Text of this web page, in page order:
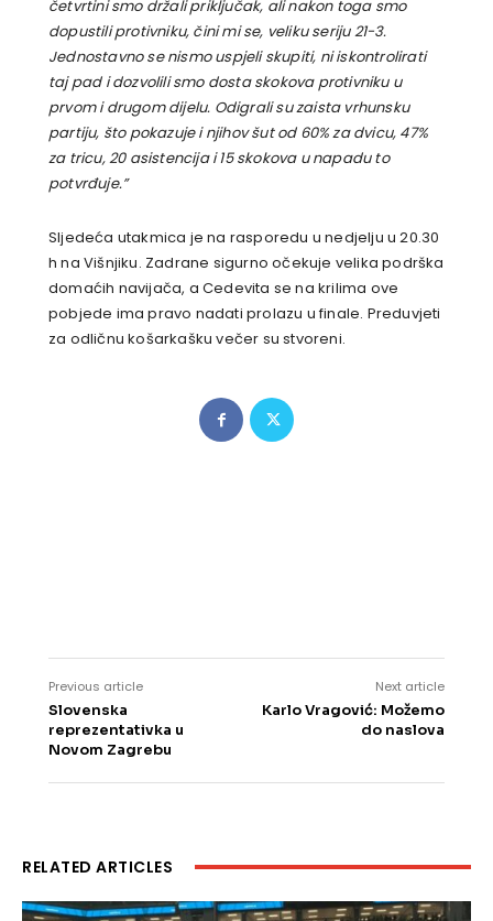
četvrtini smo držali priključak, ali nakon toga smo
dopustili protivniku, čini mi se, veliku seriju 21-3.
Jednostavno se nismo uspjeli skupiti, ni iskontrolirati
taj pad i dozvolili smo dosta skokova protivniku u
prvom i drugom dijelu. Odigrali su zaista vrhunsku
partiju, što pokazuje i njihov šut od 60% za dvicu, 47%
za tricu, 20 asistencija i 15 skokova u napadu to
potvrđuje.”
Sljedeća utakmica je na rasporedu u nedjelju u 20.30
h na Višnjiku. Zadrane sigurno očekuje velika podrška
domaćih navijača, a Cedevita se na krilima ove
pobjede ima pravo nadati prolazu u finale. Preduvjeti
za odličnu košarkašku večer su stvoreni.
Previous article
Slovenska
reprezentativka u
Novom Zagrebu
Next article
Karlo Vragović: Možemo
do naslova
RELATED ARTICLES